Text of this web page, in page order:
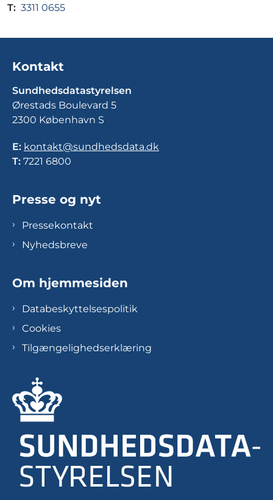
T: 3311 0655
Kontakt
Sundhedsdatastyrelsen
Ørestads Boulevard 5
2300 København S
E: kontakt@sundhedsdata.dk
T: 7221 6800
Presse og nyt
Pressekontakt
Nyhedsbreve
Om hjemmesiden
Databeskyttelsespolitik
Cookies
Tilgængelighedserklæring